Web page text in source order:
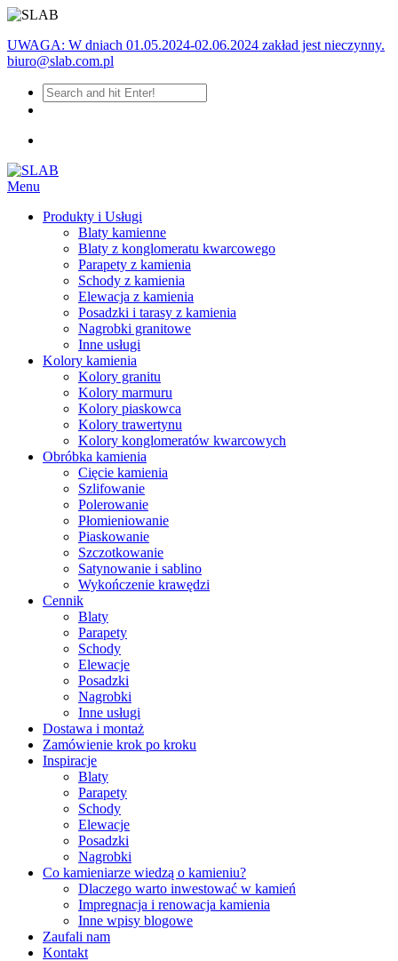
UWAGA: W dniach 01.05.2024-02.06.2024 zakład jest nieczynny.
biuro@slab.com.pl
Menu
Produkty i Usługi
Blaty kamienne
Blaty z konglomeratu kwarcowego
Parapety z kamienia
Schody z kamienia
Elewacja z kamienia
Posadzki i tarasy z kamienia
Nagrobki granitowe
Inne usługi
Kolory kamienia
Kolory granitu
Kolory marmuru
Kolory piaskowca
Kolory trawertynu
Kolory konglomeratów kwarcowych
Obróbka kamienia
Cięcie kamienia
Szlifowanie
Polerowanie
Płomieniowanie
Piaskowanie
Szczotkowanie
Satynowanie i sablino
Wykończenie krawędzi
Cennik
Blaty
Parapety
Schody
Elewacje
Posadzki
Nagrobki
Inne usługi
Dostawa i montaż
Zamówienie krok po kroku
Inspiracje
Blaty
Parapety
Schody
Elewacje
Posadzki
Nagrobki
Co kamieniarze wiedzą o kamieniu?
Dlaczego warto inwestować w kamień
Impregnacja i renowacja kamienia
Inne wpisy blogowe
Zaufali nam
Kontakt